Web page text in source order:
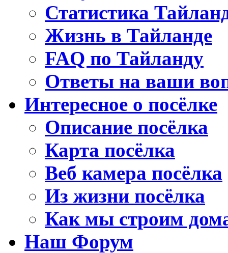
Статистика
Жизнь в Тайланде
FAQ по Тайланду
Ответы на ваши
Интересное о посёлке
Описание посёлка
Карта посёлка
Веб камера посёлка
Из жизни посёлка
Как мы строим
Наш Форум